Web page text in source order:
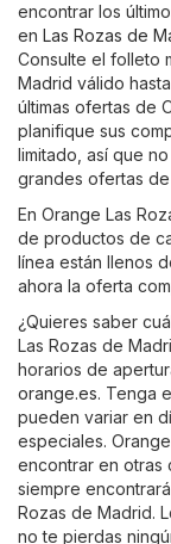
encontrar los
en Las Rozas de
Consulte el folleto
Madrid válido
últimas ofertas de
planifique sus
limitado, así que
grandes ofertas de
En Orange Las
de productos de
línea están llenos
ahora la oferta
¿Quieres saber
Las Rozas de
horarios de
orange.es. Tenga
pueden variar en
especiales.
encontrar en otras
siempre
Rozas de Madrid.
no te pierdas